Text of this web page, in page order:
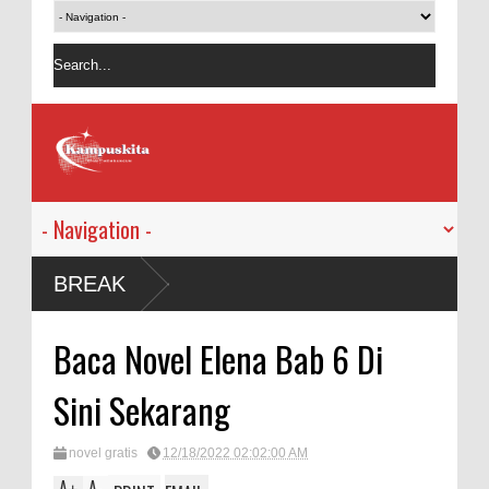
BREAK
Baca Novel Elena Bab 6 Di
Sini Sekarang
novel gratis 12/18/2022 02:02:00 AM